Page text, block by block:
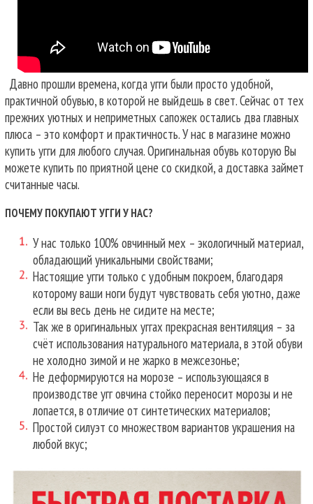
Давно прошли времена, когда угги были просто удобной,
практичной обувью, в которой не выйдешь в свет. Сейчас от тех
прежних уютных и неприметных сапожек остались два главных
плюса – это комфорт и практичность. У нас в магазине можно
купить угги для любого случая.Оригинальная обувь которую Вы
можете купить по приятной цене со скидкой, а доставка займет
считанные часы.
ПОЧЕМУ ПОКУПАЮТ УГГИ У НАС?
У нас только 100% овчинный мех – экологичный материал,
обладающий уникальными свойствами;
Настоящие угги только с удобным покроем, благодаря
которому ваши ноги будут чувствовать себя уютно, даже
если вы весь день не сидите на месте;
Так же в оригинальных уггах прекрасная вентиляция – за
счёт использования натурального материала, в этой обуви
не холодно зимой и не жарко в межсезонье;
Не деформируются на морозе – использующаяся в
производстве угг овчина стойко переносит морозы и не
лопается, в отличие от синтетических материалов;
Простой силуэт со множеством вариантов украшения на
любой вкус;